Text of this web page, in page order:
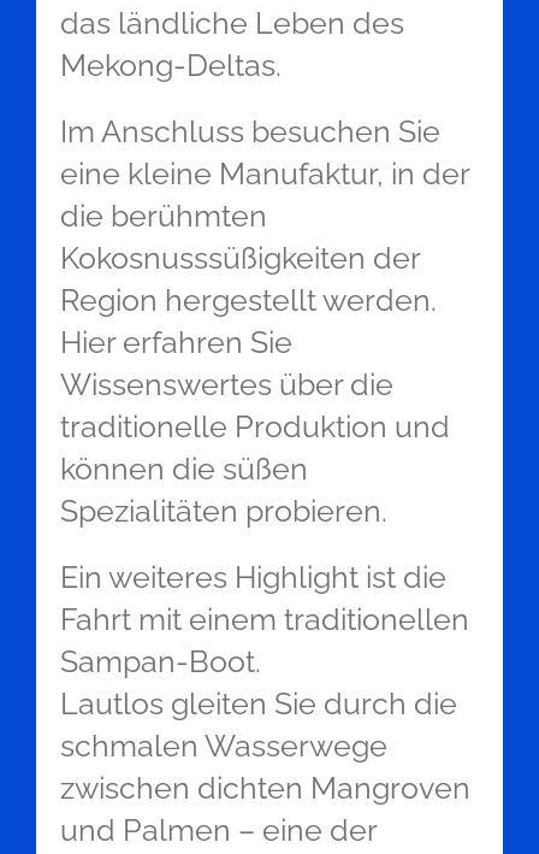
das ländliche Leben des
Mekong-Deltas.
Im Anschluss besuchen Sie
eine kleine Manufaktur, in der
die berühmten
Kokosnusssüßigkeiten der
Region hergestellt werden.
Hier erfahren Sie
Wissenswertes über die
traditionelle Produktion und
können die süßen
Spezialitäten probieren.
Ein weiteres Highlight ist die
Fahrt mit einem traditionellen
Sampan-Boot.
Lautlos gleiten Sie durch die
schmalen Wasserwege
zwischen dichten Mangroven
und Palmen – eine der